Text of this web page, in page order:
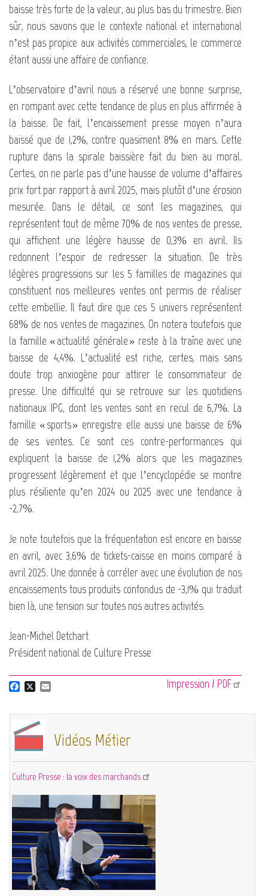
baisse très forte de la valeur, au plus bas du trimestre. Bien
sûr, nous savons que le contexte national et international
n’est pas propice aux activités commerciales, le commerce
étant aussi une affaire de confiance.
L’observatoire d’avril nous a réservé une bonne surprise,
en rompant avec cette tendance de plus en plus affirmée à
la baisse. De fait, l’encaissement presse moyen n’aura
baissé que de 1,2%, contre quasiment 8% en mars. Cette
rupture dans la spirale baissière fait du bien au moral.
Certes, on ne parle pas d’une hausse de volume d’affaires
prix fort par rapport à avril 2025, mais plutôt d’une érosion
mesurée. Dans le détail, ce sont les magazines, qui
représentent tout de même 70% de nos ventes de presse,
qui affichent une légère hausse de 0,3% en avril. Ils
redonnent l’espoir de redresser la situation. De très
légères progressions sur les 5 familles de magazines qui
constituent nos meilleures ventes ont permis de réaliser
cette embellie. Il faut dire que ces 5 univers représentent
68% de nos ventes de magazines. On notera toutefois que
la famille « actualité générale » reste à la traîne avec une
baisse de 4,4%. L’actualité est riche, certes, mais sans
doute trop anxiogène pour attirer le consommateur de
presse. Une difficulté qui se retrouve sur les quotidiens
nationaux IPG, dont les ventes sont en recul de 6,7%. La
famille « sports » enregistre elle aussi une baisse de 6%
de ses ventes. Ce sont ces contre-performances qui
expliquent la baisse de 1,2% alors que les magazines
progressent légèrement et que l’encyclopédie se montre
plus résiliente qu’en 2024 ou 2025 avec une tendance à
-2,7%.
Je note toutefois que la fréquentation est encore en baisse
en avril, avec 3,6% de tickets-caisse en moins comparé à
avril 2025. Une donnée à corréler avec une évolution de nos
encaissements tous produits confondus de -3,1% qui traduit
bien là, une tension sur toutes nos autres activités.
Jean-Michel Detchart
Président national de Culture Presse
Impression / PDF
b
o
o
k
Vidéos Métier
Culture Presse : la voix des marchands